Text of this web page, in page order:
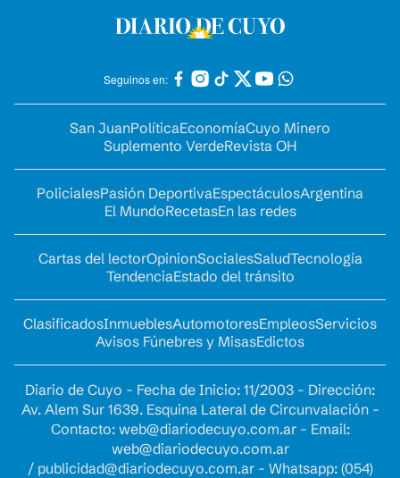
Seguinos en:
San JuanPolíticaEconomíaCuyo Minero
Suplemento VerdeRevista OH
PolicialesPasión DeportivaEspectáculosArgentina
El MundoRecetasEn las redes
Cartas del lectorOpinionSocialesSaludTecnología
TendenciaEstado del tránsito
ClasificadosInmueblesAutomotoresEmpleosServicios
Avisos Fúnebres y MisasEdictos
Diario de Cuyo - Fecha de Inicio: 11/2003 - Dirección:
Av. Alem Sur 1639. Esquina Lateral de Circunvalación -
Contacto: web@diariodecuyo.com.ar- Email:
web@diariodecuyo.com.ar
/ publicidad@diariodecuyo.com.ar- Whatsapp: (054)